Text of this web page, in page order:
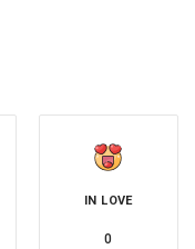
IN LOVE
0